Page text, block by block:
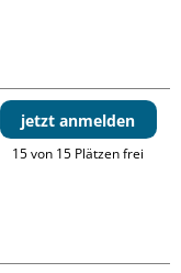
jetzt anmelden
15 von 15 Plätzen frei